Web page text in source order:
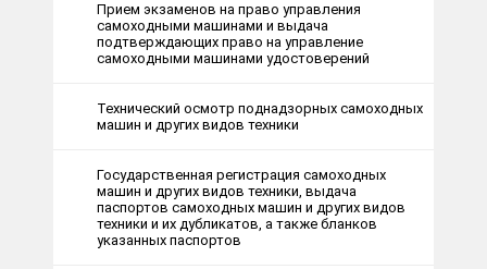
Прием экзаменов на право управления
самоходными машинами и выдача
подтверждающих право на управление
самоходными машинами удостоверений
Технический осмотр поднадзорных самоходных
машин и других видов техники
Государственная регистрация самоходных
машин и других видов техники, выдача
паспортов самоходных машин и других видов
техники и их дубликатов, а также бланков
указанных паспортов